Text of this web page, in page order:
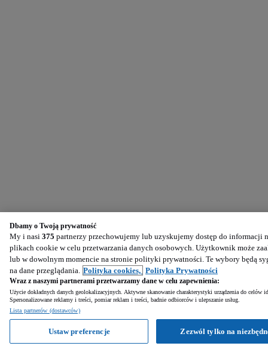
Dbamy o Twoją prywatność
My i nasi 375 partnerzy przechowujemy lub uzyskujemy dostęp do
plikach cookie w celu przetwarzania danych osobowych. Użytkownik może
lub w dowolnym momencie na stronie polityki prywatności. Te wybory będą
na dane przeglądania. Polityka cookies, Polityka Prywatności
Wraz z naszymi partnerami przetwarzamy dane w celu zapewnienia:
Użycie dokładnych danych geolokalizacyjnych. Aktywne skanowanie charakterystyki urządzenia do
Spersonalizowane reklamy i treści, pomiar reklam i treści, badnie odbiorców i ulepszanie usług.
Lista partnerów (dostawców)
Zezwól tylko na
Ustaw preferencje